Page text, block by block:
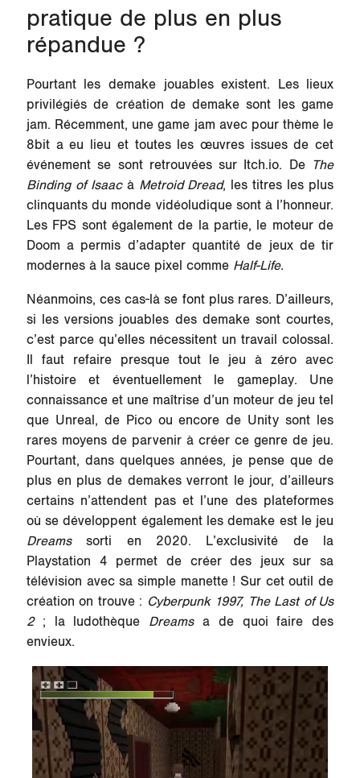
pratique de plus en plus
répandue ?
Pourtant les demake jouables existent. Les lieux
privilégiés de création de demake sont les game
jam. Récemment, une game jam avec pour thème le
8bit a eu lieu et toutes les œuvres issues de cet
événement se sont retrouvées sur Itch.io. De The
Binding of Isaacà Metroid Dread, les titres les plus
clinquants du monde vidéoludique sont à l’honneur.
Les FPS sont également de la partie, le moteur de
Doom a permis d’adapter quantité de jeux de tir
modernes à la sauce pixel comme Half-Life.
Néanmoins, ces cas-là se font plus rares. D’ailleurs,
si les versions jouables des demake sont courtes,
c’est parce qu’elles nécessitent un travail colossal.
Il faut refaire presque tout le jeu à zéro avec
l’histoire et éventuellement le gameplay. Une
connaissance et une maîtrise d’un moteur de jeu tel
que Unreal, de Pico ou encore de Unity sont les
rares moyens de parvenir à créer ce genre de jeu.
Pourtant, dans quelques années, je pense que de
plus en plus de demakes verront le jour, d’ailleurs
certains n’attendent pas et l’une des plateformes
où se développent également les demake est le jeu
Dreamssorti en 2020. L’exclusivité de la
Playstation 4 permet de créer des jeux sur sa
télévision avec sa simple manette ! Sur cet outil de
création on trouve : Cyberpunk 1997, The Last of Us
2; la ludothèque Dreamsa de quoi faire des
envieux.